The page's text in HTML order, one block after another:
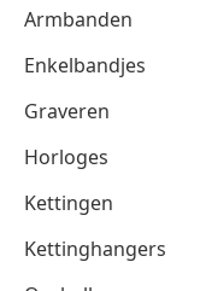
Armbanden
Enkelbandjes
Graveren
Horloges
Kettingen
Kettinghangers